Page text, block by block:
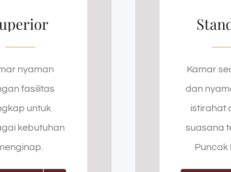
nyaman
fasilitas
untuk
kebutuhan
Kamar
dan
istirahat
suasana
Puncak